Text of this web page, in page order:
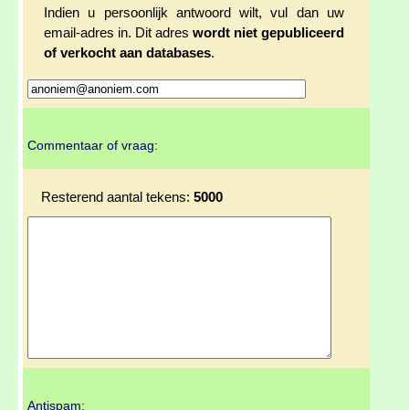
Indien u persoonlijk antwoord wilt, vul dan uw
email-adres in. Dit adres wordt niet gepubliceerd
of verkocht aan databases.
Commentaar of vraag:
Resterend aantal tekens: 5000
Antispam: